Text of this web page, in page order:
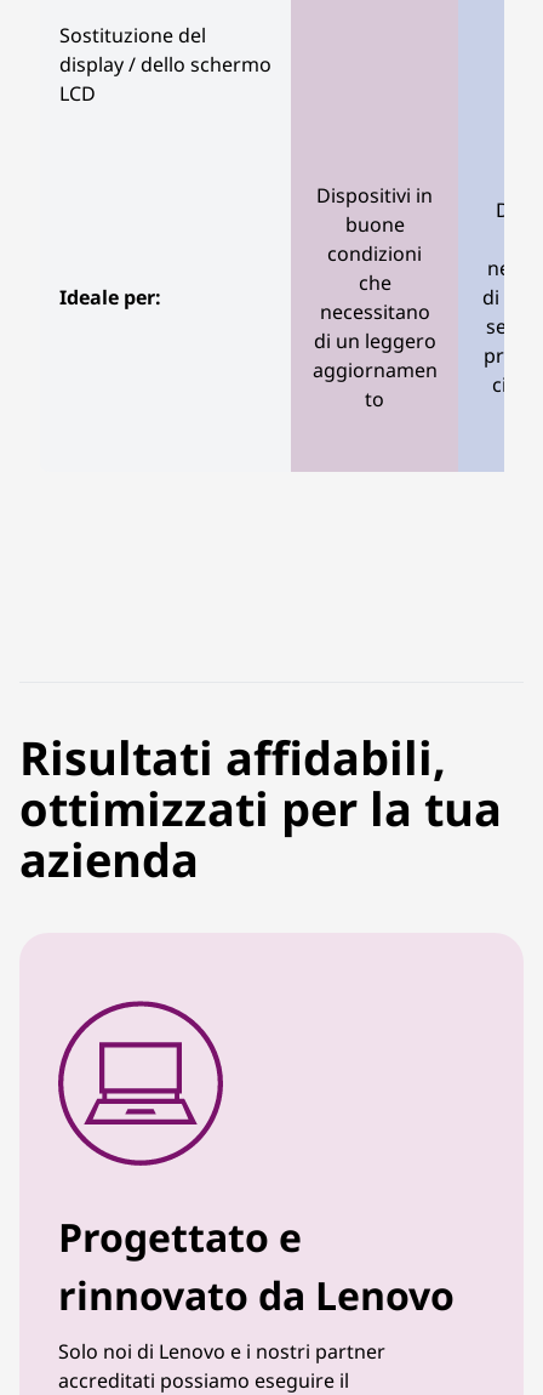
Sostituzione del
display / dello schermo
LCD
Ideale per:
Dispositivi in
buone
condizioni
che
necessitano
di un leggero
aggiornamen
to
di
ciclo
Risultati affidabili,
ottimizzati per la tua
azienda
Progettato e
rinnovato da Lenovo
Solo noi di Lenovo e i nostri partner
accreditati possiamo eseguire il